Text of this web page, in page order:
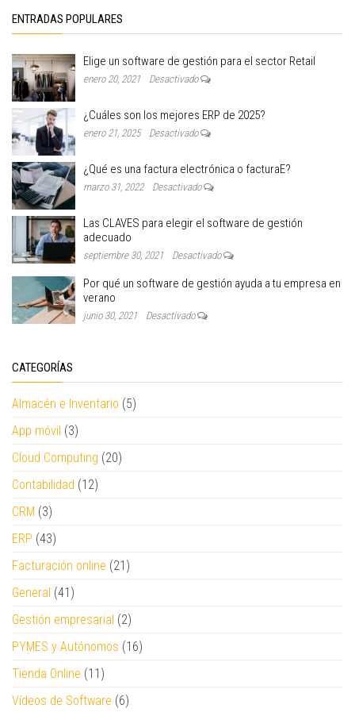
ENTRADAS POPULARES
Elige un software de gestión para el sector Retail
enero 20, 2021 Desactivado
¿Cuáles son los mejores ERP de 2025?
enero 21, 2025 Desactivado
¿Qué es una factura electrónica o facturaE?
marzo 31, 2022 Desactivado
Las CLAVES para elegir el software de gestión
adecuado
septiembre 30, 2021 Desactivado
Por qué un software de gestión ayuda a tu empresa en
verano
junio 30, 2021 Desactivado
CATEGORÍAS
Almacén e Inventario (5)
App móvil (3)
Cloud Computing (20)
Contabilidad (12)
CRM (3)
ERP (43)
Facturación online (21)
General (41)
Gestión empresarial (2)
PYMES y Autónomos (16)
Tienda Online (11)
Vídeos de Software (6)